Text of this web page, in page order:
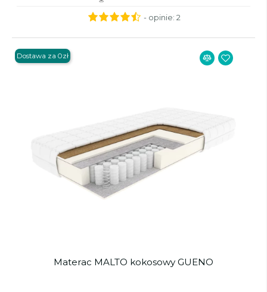
- opinie: 2
Materac MALTO kokosowy GUENO
Dostawa za 0zł